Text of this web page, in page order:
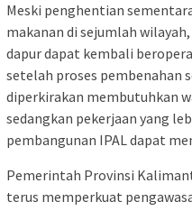
Meski penghentian
makanan di sejumlah
dapur dapat kembali
setelah proses pembenahan
diperkirakan membutuhkan
sedangkan pekerjaan yang
pembangunan IPAL dapat
Pemerintah Provinsi
terus memperkuat